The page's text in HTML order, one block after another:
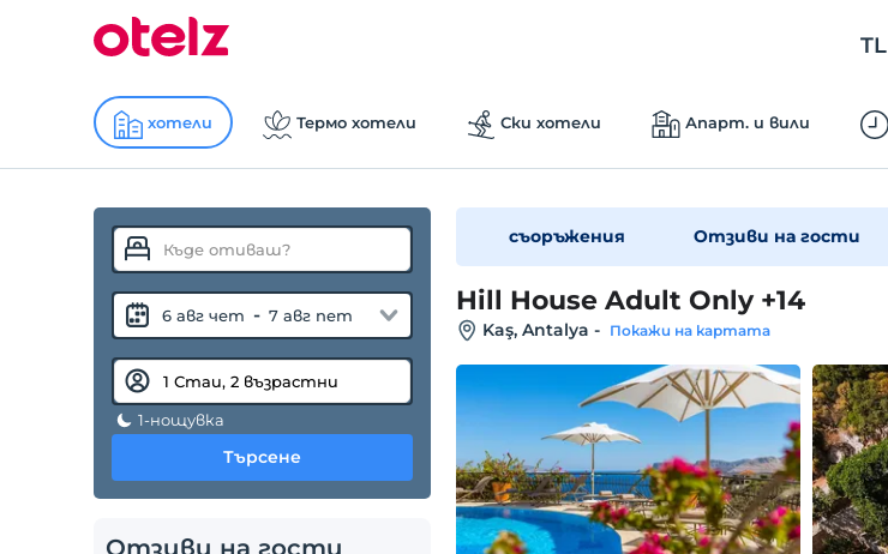
TL
хотели Термо хотели Ски хотели Апарт. и вили
6 авг чет - 7 авг пет
1-нощувка
Търсене
Отзиви на гости
съоръжения Отзиви на гости
Hill House Adult Only +14
Kaş, Antalya - Покажи на картата